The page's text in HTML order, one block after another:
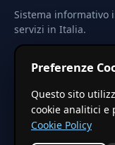
Sistema informativo
servizi in Italia.
Le stime pubblicate
territoriali regionali
costituiscono
Preferenze
Questo sito
cookie analitici e
Cookie Policy